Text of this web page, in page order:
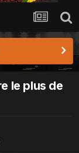
le plus de